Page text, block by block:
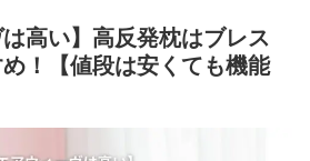
は高い】高反発枕はブレス
！【値段は安くても機能